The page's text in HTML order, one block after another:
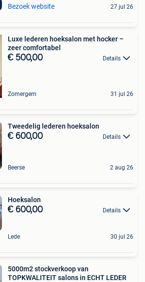
Bezoek website 27 jul 26
Luxe lederen hoeksalon met hocker –
zeer comfortabel
€ 500,00 Details
Zomergem 31 jul 26
Tweedelig lederen hoeksalon
€ 600,00 Details
Beerse 2 aug 26
Hoeksalon
€ 600,00 Details
Lede 30 jul 26
5000m2 stockverkoop van
TOPKWALITEIT salons in ECHT LEDER